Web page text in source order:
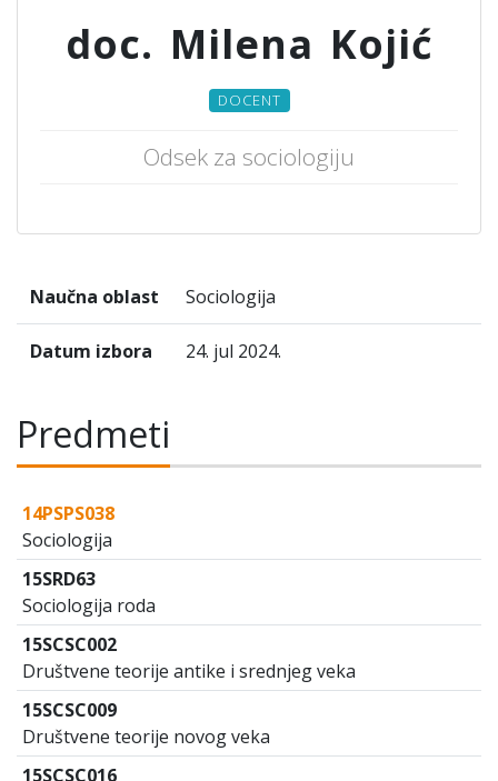
doc. Milena Kojić
DOCENT
Odsek za sociologiju
Naučna oblast Sociologija
Datum izbora 24. jul 2024.
Predmeti
14PSPS038
Sociologija
15SRD63
Sociologija roda
15SCSC002
Društvene teorije antike i srednjeg veka
15SCSC009
Društvene teorije novog veka
15SCSC016